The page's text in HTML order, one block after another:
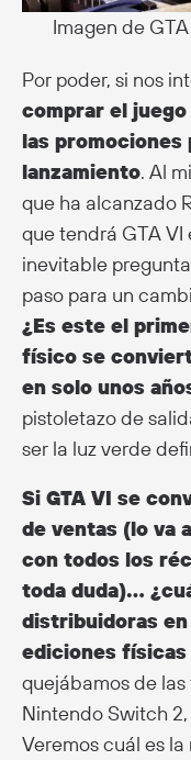
Imagen de
Por poder, si nos
comprar el
las
lanzamiento. Al
que ha alcanzado
que tendrá GTA
inevitable
paso para un
¿Es este el
físico se
en solo unos
pistoletazo de
ser la luz verde
Si GTA VI se
de ventas (lo va
con todos los
toda duda)…
distribuidoras
ediciones
quejábamos de
Nintendo Switch
Veremos cuál es